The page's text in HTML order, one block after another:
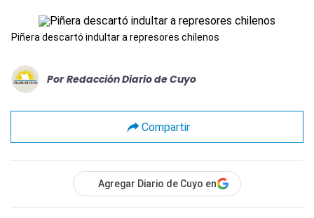
Piñera descartó indultar a represores chilenos
Por Redacción Diario de Cuyo
Compartir
Agregar Diario de Cuyo en